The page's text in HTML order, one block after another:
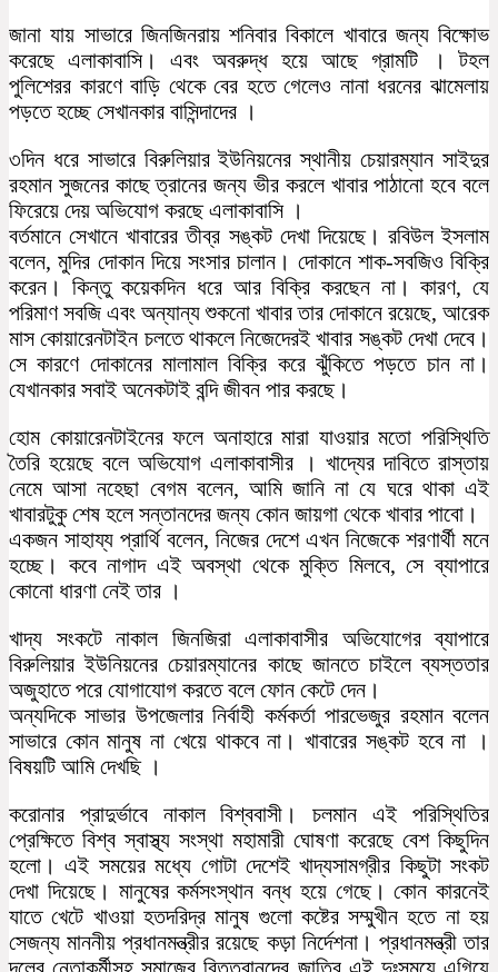
জানা যায় সাভারে জিনজিনরায় শনিবার বিকালে খাবারে জন্য বিক্ষোভ
করেছে এলাকাবাসি। এবং অবরুদ্ধ হয়ে আছে গ্রামটি । টহল
পুলিশেরর কারণে বাড়ি থেকে বের হতে গেলেও নানা ধরনের ঝামেলায়
পড়তে হচ্ছে সেখানকার বাসিন্দাদের ।
৩দিন ধরে সাভারে বিরুলিয়ার ইউনিয়নের স্থানীয় চেয়ারম্যান সাইদুর
রহমান সুজনের কাছে ত্রানের জন্য ভীর করলে খাবার পাঠানো হবে বলে
ফিরেয়ে দেয় অভিযোগ করছে এলাকাবাসি ।
বর্তমানে সেখানে খাবারের তীব্র সঙ্কট দেখা দিয়েছে। রবিউল ইসলাম
বলেন, মুদির দোকান দিয়ে সংসার চালান। দোকানে শাক-সবজিও বিক্রি
করেন। কিন্তু কয়েকদিন ধরে আর বিক্রি করছেন না। কারণ, যে
পরিমাণ সবজি এবং অন্যান্য শুকনো খাবার তার দোকানে রয়েছে, আরেক
মাস কোয়ারেনটাইন চলতে থাকলে নিজেদেরই খাবার সঙ্কট দেখা দেবে।
সে কারণে দোকানের মালামাল বিক্রি করে ঝুঁকিতে পড়তে চান না।
যেখানকার সবাই অনেকটাই বন্দি জীবন পার করছে।
হোম কোয়ারেনটাইনের ফলে অনাহারে মারা যাওয়ার মতো পরিস্থিতি
তৈরি হয়েছে বলে অভিযোগ এলাকাবাসীর । খাদ্যের দাবিতে রাস্তায়
নেমে আসা নহেছা বেগম বলেন, আমি জানি না যে ঘরে থাকা এই
খাবারটুকু শেষ হলে সন্তানদের জন্য কোন জায়গা থেকে খাবার পাবো।
একজন সাহায্য প্রার্থি বলেন, নিজের দেশে এখন নিজেকে শরণার্থী মনে
হচ্ছে। কবে নাগাদ এই অবস্থা থেকে মুক্তি মিলবে, সে ব্যাপারে
কোনো ধারণা নেই তার ।
খাদ্য সংকটে নাকাল জিনজিরা এলাকাবাসীর অভিযোগের ব্যাপারে
বিরুলিয়ার ইউনিয়নের চেয়ারম্যানের কাছে জানতে চাইলে ব্যস্ততার
অজুহাতে পরে যোগাযোগ করতে বলে ফোন কেটে দেন।
অন্যদিকে সাভার উপজেলার নির্বাহী কর্মকর্তা পারভেজুর রহমান বলেন
সাভারে কোন মানুষ না খেয়ে থাকবে না। খাবারের সঙ্কট হবে না ।
বিষয়টি আমি দেখছি ।
করোনার প্রাদুর্ভাবে নাকাল বিশ্ববাসী। চলমান এই পরিস্থিতির
প্রেক্ষিতে বিশ্ব স্বাস্থ্য সংস্থা মহামারী ঘোষণা করেছে বেশ কিছুদিন
হলো। এই সময়ের মধ্যে গোটা দেশেই খাদ্যসামগ্রীর কিছুটা সংকট
দেখা দিয়েছে। মানুষের কর্মসংস্থান বন্ধ হয়ে গেছে। কোন কারনেই
যাতে খেটে খাওয়া হতদরিদ্র মানুষ গুলো কষ্টের সম্মুখীন হতে না হয়
সেজন্য মাননীয় প্রধানমন্ত্রীর রয়েছে কড়া নির্দেশনা। প্রধানমন্ত্রী তার